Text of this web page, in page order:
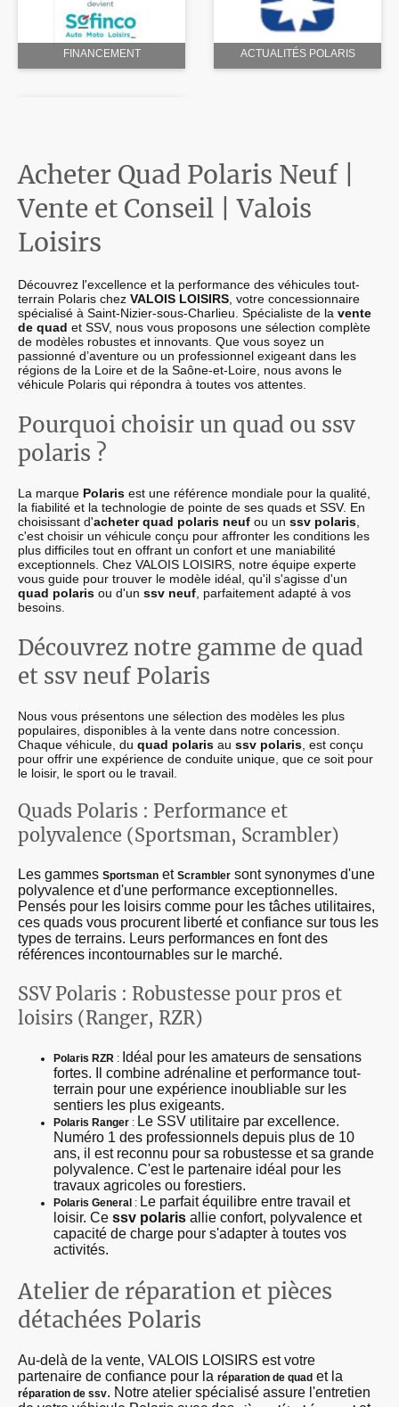
FINANCEMENT ACTUALITÉS POLARIS
Acheter Quad Polaris Neuf |
Vente et Conseil | Valois
Loisirs
Découvrez l'excellence et la performance des véhicules tout-
terrain Polaris chez VALOIS LOISIRS , votre concessionnaire
spécialisé à Saint-Nizier-sous-Charlieu. Spécialiste de la vente
de quad et SSV, nous vous proposons une sélection complète
de modèles robustes et innovants. Que vous soyez un
passionné d’aventure ou un professionnel exigeant dans les
régions de la Loire et de la Saône-et-Loire, nous avons le
véhicule Polaris qui répondra à toutes vos attentes.
Pourquoi choisir un quad ou ssv
polaris ?
La marque Polaris est une référence mondiale pour la qualité,
la fiabilité et la technologie de pointe de ses quads et SSV. En
choisissant d'acheter quad polaris neuf ou un ssv polaris
c'est choisir un véhicule conçu pour affronter les conditions les
plus difficiles tout en offrant un confort et une maniabilité
exceptionnels. Chez VALOIS LOISIRS, notre équipe experte
vous guide pour trouver le modèle idéal, qu'il s'agisse d'un
quad polaris ou d'un ssv neuf , parfaitement adapté à vos
besoins.
Découvrez notre gamme de quad
et ssv neuf Polaris
Nous vous présentons une sélection des modèles les plus
populaires, disponibles à la vente dans notre concession.
Chaque véhicule, du quad polaris au ssv polaris , est conçu
pour offrir une expérience de conduite unique, que ce soit pour
le loisir, le sport ou le travail.
Quads Polaris : Performance et
polyvalence (Sportsman, Scrambler)
Les gammes Sportsman et Scrambler sont synonymes d'une
polyvalence et d'une performance exceptionnelles.
Pensés pour les loisirs comme pour les tâches utilitaires,
ces quads vous procurent liberté et confiance sur tous les
types de terrains. Leurs performances en font des
références incontournables sur le marché.
SSV Polaris : Robustesse pour pros et
loisirs (Ranger, RZR)
Polaris RZR : Idéal pour les amateurs de sensations
fortes. Il combine adrénaline et performance tout-
terrain pour une expérience inoubliable sur les
sentiers les plus exigeants.
Polaris Ranger : Le SSV utilitaire par excellence.
Numéro 1 des professionnels depuis plus de 10
ans, il est reconnu pour sa robustesse et sa grande
polyvalence. C'est le partenaire idéal pour les
travaux agricoles ou forestiers.
Polaris General : Le parfait équilibre entre travail et
loisir. Ce ssv polaris allie confort, polyvalence et
capacité de charge pour s'adapter à toutes vos
activités.
Atelier de réparation et pièces
détachées Polaris
Au-delà de la vente, VALOIS LOISIRS est votre
partenaire de confiance pour la réparation de quad et la
réparation de ssv. Notre atelier spécialisé assure l'entretien